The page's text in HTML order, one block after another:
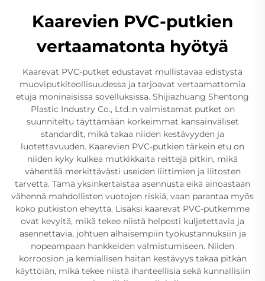
Kaarevien PVC-putkien
vertaamatonta hyötyä
Kaarevat PVC-putket edustavat mullistavaa edistystä
muoviputkiteollisuudessa ja tarjoavat vertaamattomia
etuja moninaisissa sovelluksissa. Shijiazhuang Shentong
Plastic Industry Co., Ltd.:n valmistamat putket on
suunniteltu täyttämään korkeimmat kansainväliset
standardit, mikä takaa niiden kestävyyden ja
luotettavuuden. Kaarevien PVC-putkien tärkein etu on
niiden kyky kulkea mutkikkaita reittejä pitkin, mikä
vähentää merkittävästi useiden liittimien ja liitosten
tarvetta. Tämä yksinkertaistaa asennusta eikä ainoastaan
vähennä mahdollisten vuotojen riskiä, vaan parantaa myös
koko putkiston eheyttä. Lisäksi kaarevat PVC-putkemme
ovat kevyitä, mikä tekee niistä helposti kuljetettavia ja
asennettavia, johtuen alhaisempiin työkustannuksiin ja
nopeampaan hankkeiden valmistumiseen. Niiden
korroosion ja kemiallisen haitan kestävyys takaa pitkän
käyttöiän, mikä tekee niistä ihanteellisia sekä kunnallisiin